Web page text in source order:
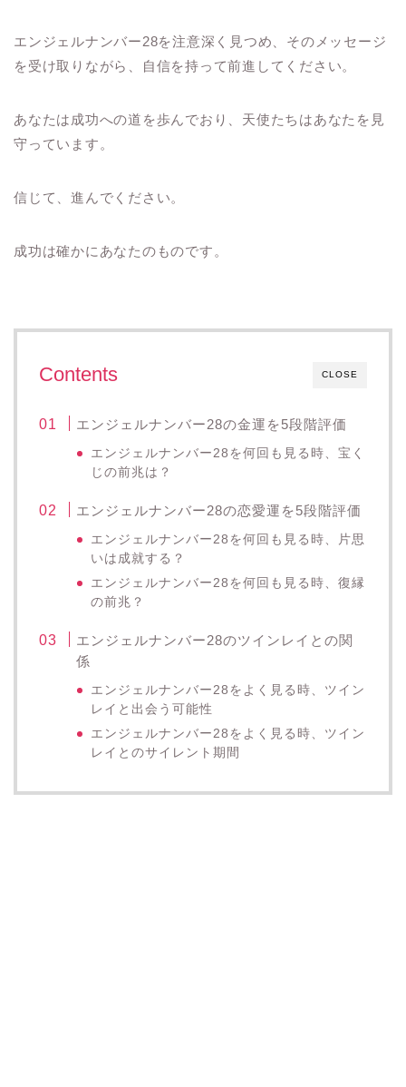
エンジェルナンバー28を注意深く見つめ、そのメッセージ
を受け取りながら、自信を持って前進してください。
あなたは成功への道を歩んでおり、天使たちはあなたを見
守っています。
信じて、進んでください。
成功は確かにあなたのものです。
CLOSE
Contents
エンジェルナンバー28の金運を5段階評価
エンジェルナンバー28を何回も見る時、宝く
じの前兆は？
エンジェルナンバー28の恋愛運を5段階評価
エンジェルナンバー28を何回も見る時、片思
いは成就する？
エンジェルナンバー28を何回も見る時、復縁
の前兆？
エンジェルナンバー28のツインレイとの関
係
エンジェルナンバー28をよく見る時、ツイン
レイと出会う可能性
エンジェルナンバー28をよく見る時、ツイン
レイとのサイレント期間